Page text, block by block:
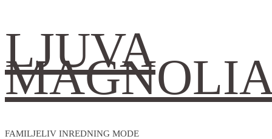
LJUVA
FAMILJELIV INREDNING MODE